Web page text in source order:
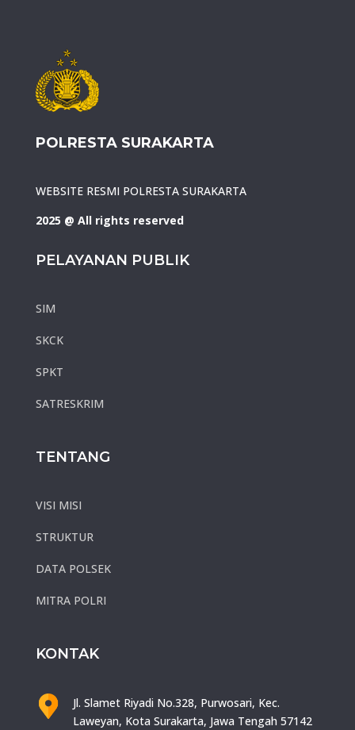
POLRESTA SURAKARTA
WEBSITE RESMI POLRESTA SURAKARTA
2025 @ All rights reserved
PELAYANAN PUBLIK
SIM
SKCK
SPKT
SATRESKRIM
TENTANG
VISI MISI
STRUKTUR
DATA POLSEK
MITRA POLRI
KONTAK
Jl. Slamet Riyadi No.328, Purwosari, Kec.
Laweyan, Kota Surakarta, Jawa Tengah 57142